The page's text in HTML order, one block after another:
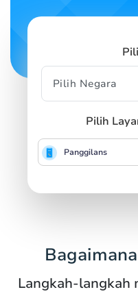
Pilih
Panggilans
Langkah-langkah